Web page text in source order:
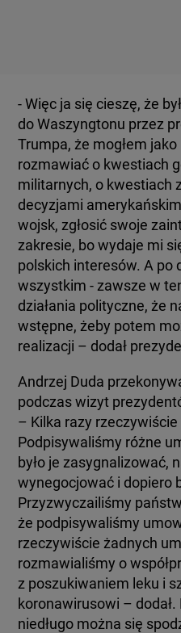
- Więc ja się cieszę, że
do Waszyngtonu przez
Trumpa, że mogłem
rozmawiać o kwestiach
militarnych, o kwestiach
decyzjami
wojsk, zgłosić swoje
zakresie, bo wydaje mi
polskich interesów. A po
wszystkim - zawsze w
działania polityczne, że
wstępne, żeby potem
realizacji – dodał
Andrzej Duda
podczas wizyt
– Kilka razy rzeczywiście
Podpisywaliśmy różne
było je zasygnalizować,
wynegocjować i dopiero
Przyzwyczailiśmy
że podpisywaliśmy
rzeczywiście żadnych
rozmawialiśmy o
z poszukiwaniem leku i
koronawirusowi – dodał.
niedługo można się